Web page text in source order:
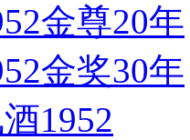
金尊20年
金奖30年
1952